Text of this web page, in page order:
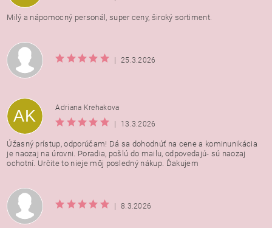
Milý a nápomocný personál, super ceny, široký sortiment.
| 25.3.2026
AK
Adriana Krehakova
|
13.3.2026
Úžasný prístup, odporúčam! Dá sa dohodnúť na cene a kominunikácia
je naozaj na úrovni. Poradia, pošlú do mailu, odpovedajú- sú naozaj
ochotní. Určite to nieje môj posledný nákup. Ďakujem
| 8.3.2026